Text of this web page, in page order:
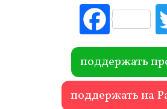
Fac
ebo
ok
поддержать
поддержать на